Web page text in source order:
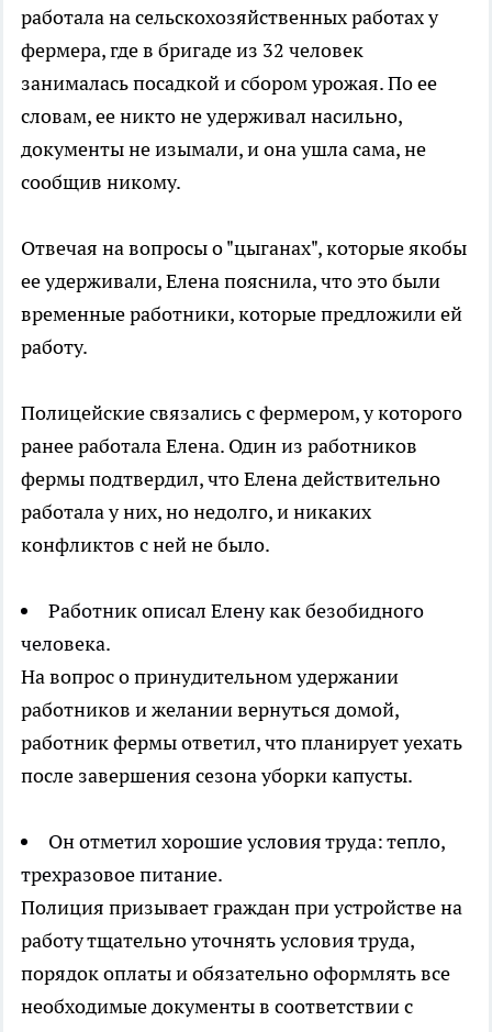
работала на сельскохозяйственных работах у
фермера, где в бригаде из 32 человек
занималась посадкой и сбором урожая. По ее
словам, ее никто не удерживал насильно,
документы не изымали, и она ушла сама, не
сообщив никому.
Отвечая на вопросы о "цыганах", которые якобы
ее удерживали, Елена пояснила, что это были
временные работники, которые предложили ей
работу.
Полицейские связались с фермером, у которого
ранее работала Елена. Один из работников
фермы подтвердил, что Елена действительно
работала у них, но недолго, и никаких
конфликтов с ней не было.
Работник описал Елену как безобидного
человека.
На вопрос о принудительном удержании
работников и желании вернуться домой,
работник фермы ответил, что планирует уехать
после завершения сезона уборки капусты.
Он отметил хорошие условия труда: тепло,
трехразовое питание.
Полиция призывает граждан при устройстве на
работу тщательно уточнять условия труда,
порядок оплаты и обязательно оформлять все
необходимые документы в соответствии с